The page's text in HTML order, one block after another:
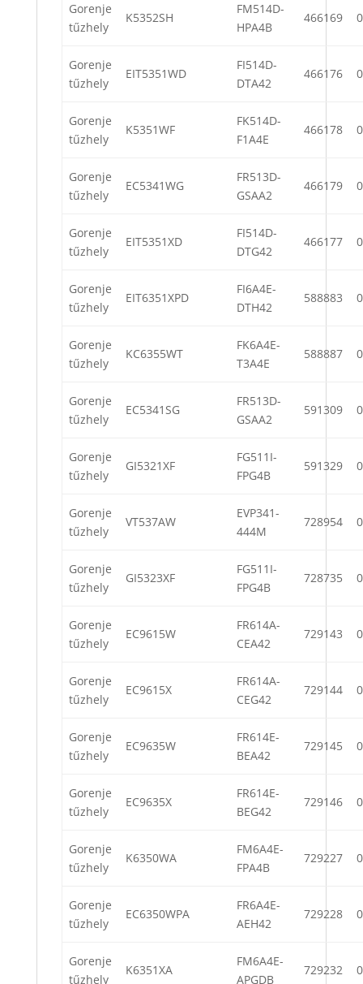
Gorenje
tűzhely
K5352SH
FM514D-
HPA4B
466169
Gorenje
tűzhely
EIT5351WD
FI514D-
DTA42
466176
Gorenje
tűzhely
K5351WF
FK514D-
F1A4E
466178
Gorenje
tűzhely
EC5341WG
FR513D-
GSAA2
466179
Gorenje
tűzhely
EIT5351XD
FI514D-
DTG42
466177
Gorenje
tűzhely
EIT6351XPD
FI6A4E-
DTH42
588883
Gorenje
tűzhely
KC6355WT
FK6A4E-
T3A4E
588887
Gorenje
tűzhely
EC5341SG
FR513D-
GSAA2
591309
Gorenje
tűzhely
GI5321XF
FG511I-
FPG4B
591329
Gorenje
tűzhely
VT537AW
EVP341-
444M
728954
Gorenje
tűzhely
GI5323XF
FG511I-
FPG4B
728735
Gorenje
tűzhely
EC9615W
FR614A-
CEA42
729143
Gorenje
tűzhely
EC9615X
FR614A-
CEG42
729144
Gorenje
tűzhely
EC9635W
FR614E-
BEA42
729145
Gorenje
tűzhely
EC9635X
FR614E-
BEG42
729146
Gorenje
tűzhely
K6350WA
FM6A4E-
FPA4B
729227
Gorenje
tűzhely
EC6350WPA
FR6A4E-
AEH42
729228
Gorenje
tűzhely
K6351XA
FM6A4E-
APGDB
729232